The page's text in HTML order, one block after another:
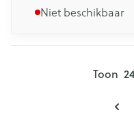
Niet beschikbaar
Toon